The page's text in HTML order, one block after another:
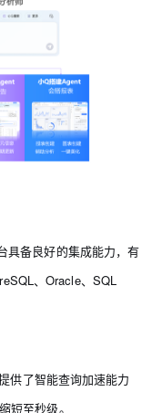
具备良好的集成能力，有
、Oracle、SQL
供了智能查询加速能力
缩短至秒级。